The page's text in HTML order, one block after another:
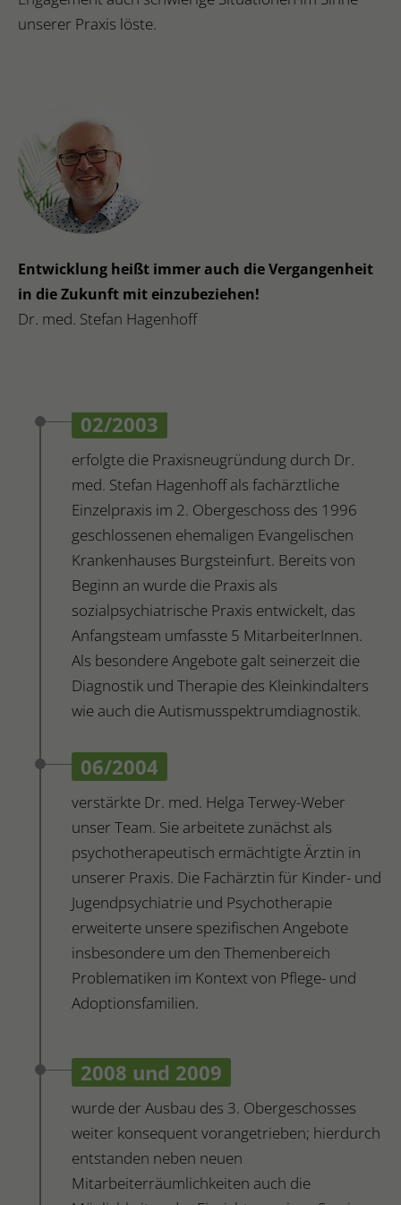
unserer Praxis löste.
Entwicklung heißt immer auch die Vergangenheit
in die Zukunft mit einzubeziehen!
Dr. med. Stefan Hagenhoff
02/2003
erfolgte die Praxisneugründung durch Dr.
med. Stefan Hagenhoff als fachärztliche
Einzelpraxis im 2. Obergeschoss des 1996
geschlossenen ehemaligen Evangelischen
Krankenhauses Burgsteinfurt. Bereits von
Beginn an wurde die Praxis als
sozialpsychiatrische Praxis entwickelt, das
Anfangsteam umfasste 5 MitarbeiterInnen.
Als besondere Angebote galt seinerzeit die
Diagnostik und Therapie des Kleinkindalters
wie auch die Autismusspektrumdiagnostik.
06/2004
verstärkte Dr. med. Helga Terwey-Weber
unser Team. Sie arbeitete zunächst als
psychotherapeutisch ermächtigte Ärztin in
unserer Praxis. Die Fachärztin für Kinder- und
Jugendpsychiatrie und Psychotherapie
erweiterte unsere spezifischen Angebote
insbesondere um den Themenbereich
Problematiken im Kontext von Pflege- und
Adoptionsfamilien.
2008 und 2009
wurde der Ausbau des 3. Obergeschosses
weiter konsequent vorangetrieben; hierdurch
entstanden neben neuen
Mitarbeiterräumlichkeiten auch die